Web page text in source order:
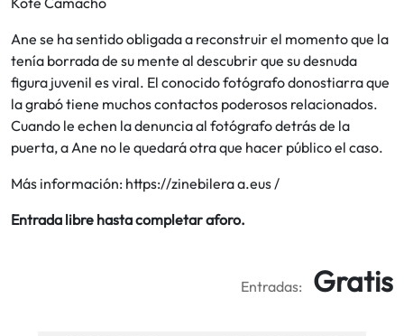
Ane se ha sentido obligada a reconstruir el momento que la
tenía borrada de su mente al descubrir que su desnuda
figura juvenil es viral. El conocido fotógrafo donostiarra que
la grabó tiene muchos contactos poderosos relacionados.
Cuando le echen la denuncia al fotógrafo detrás de la
puerta, a Ane no le quedará otra que hacer público el caso.
Más información: https://zinebilera a.eus /
Entrada libre hasta completar aforo.
Entradas: Gratis